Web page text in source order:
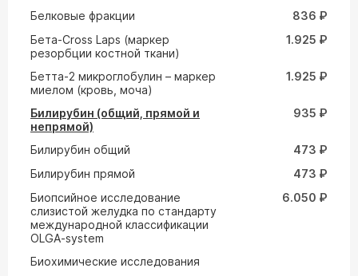
Белковые фракции
836 ₽
Бета-Cross Laps (маркер
резорбции костной ткани)
1.925 ₽
Бетта-2 микроглобулин – маркер
миелом (кровь, моча)
1.925 ₽
Билирубин (общий, прямой и
непрямой)
935 ₽
Билирубин общий
473 ₽
Билирубин прямой
473 ₽
Биопсийное исследование
слизистой желудка по стандарту
международной классификации
OLGA-system
6.050 ₽
Биохимические исследования